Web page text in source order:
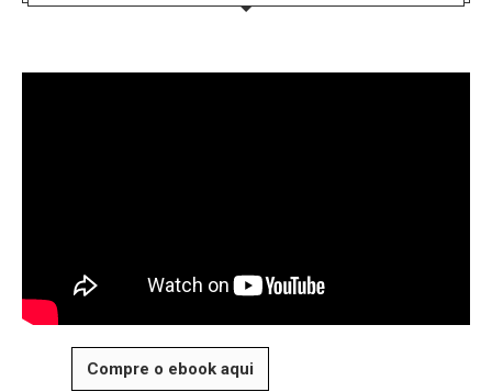
Compre o ebook aqui